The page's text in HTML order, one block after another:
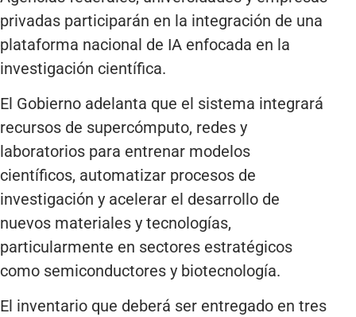
privadas participarán en la integración de una
plataforma nacional de IA enfocada en la
investigación científica.
El Gobierno adelanta que el sistema integrará
recursos de supercómputo, redes y
laboratorios para entrenar modelos
científicos, automatizar procesos de
investigación y acelerar el desarrollo de
nuevos materiales y tecnologías,
particularmente en sectores estratégicos
como semiconductores y biotecnología.
El inventario que deberá ser entregado en tres